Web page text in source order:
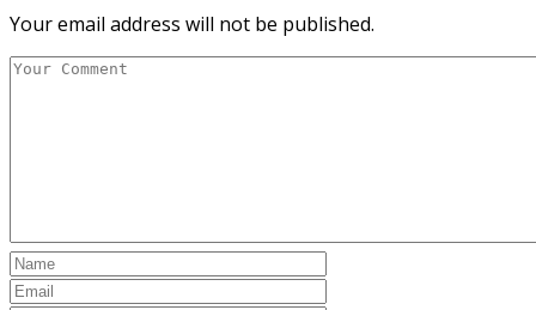
Your email address will not be published.